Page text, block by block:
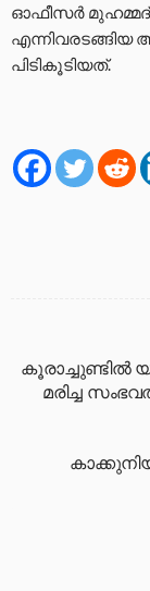
ഓഫീസർ മുഹമ്മദ്‌
പിടികൂടിയത്.
കൂരാച്ചുണ്ടിൽ
മരിച്ച